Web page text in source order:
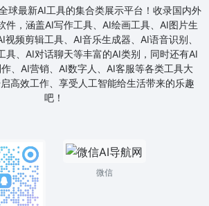
球最新AI工具的集合类展示平台！收录国内外
件，涵盖AI写作工具、AI绘画工具、AI图片生
视频剪辑工具、AI音乐生成器、AI语音识别、
具、AI对话聊天等丰富的AI类别，同时还有AI
、AI营销、AI数字人、AI客服等各类工具大
高效工作、享受人工智能给生活带来的乐趣
吧！
微信